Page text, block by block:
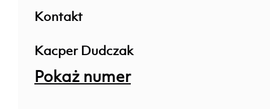
Kontakt
Kacper Dudczak
Pokaż numer